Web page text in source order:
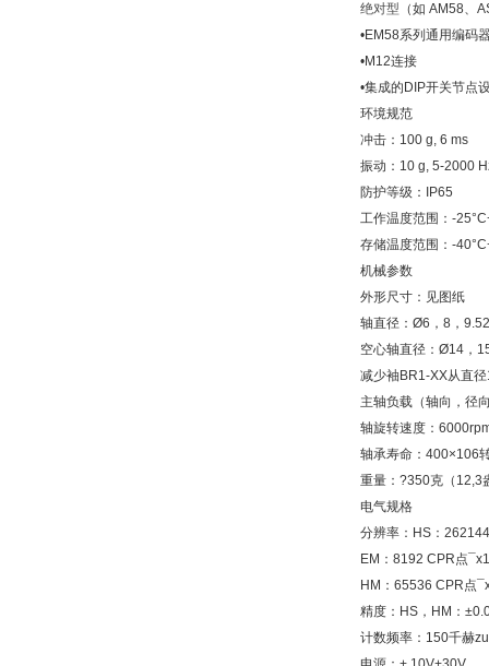
绝对型 （如 AM58、
•EM58系列通用编码
•M12连接
•集成的DIP开关节点
环境规范
冲击：100 g, 6 ms
振动：10 g, 5-2000
防护等级：IP65
工作温度范围：-
存储温度范围：-
机械参数
外形尺寸：见图纸
轴直径：Ø6，8，
空心轴直径：Ø14，
减少袖BR1-XX从直
主轴负载（轴向，径
轴旋转速度：
轴承寿命：400×106
重量：?350克（12,3
电气规格
分辨率：HS：
EM：8192 CPR点
HM：65536 CPR点
精度：HS，HM：
计数频率：150千赫